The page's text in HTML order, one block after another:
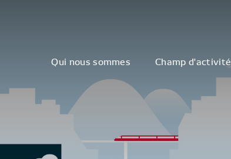
Qui nous sommes Champ d'activité